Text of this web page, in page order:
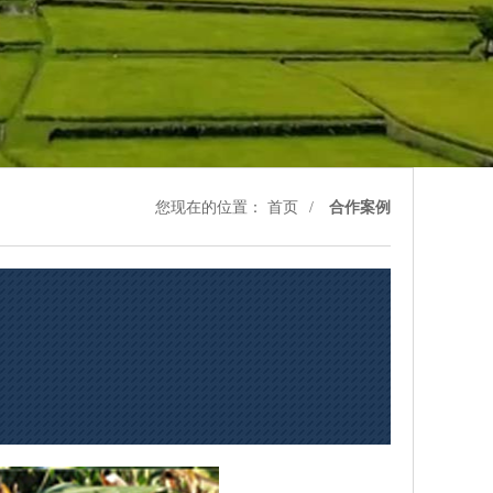
您现在的位置： 首页 合作案例